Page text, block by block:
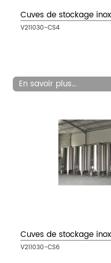
Cuves de stockage
V211030-CS4
En savoir plus...
Cuves de stockage
V211030-CS6